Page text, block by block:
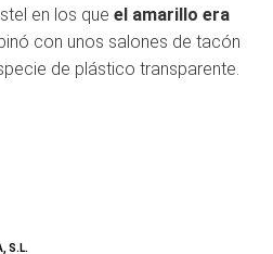
en los que el amarillo era
con unos salones de tacón
de plástico transparente.
S.L.